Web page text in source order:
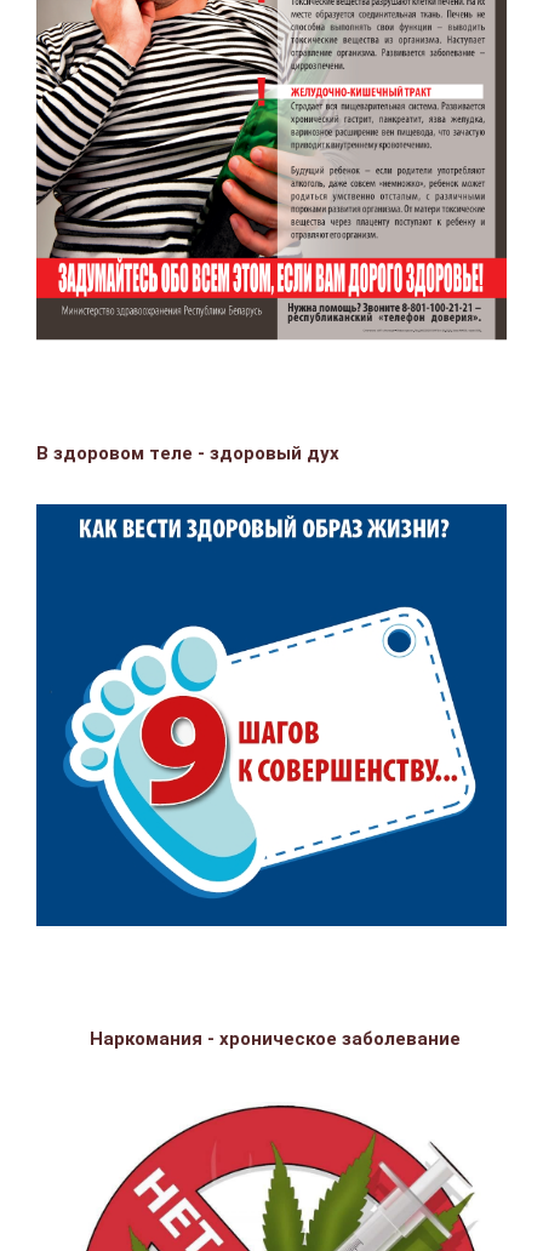
В здоровом теле - здоровый дух
Наркомания - хроническое заболевание